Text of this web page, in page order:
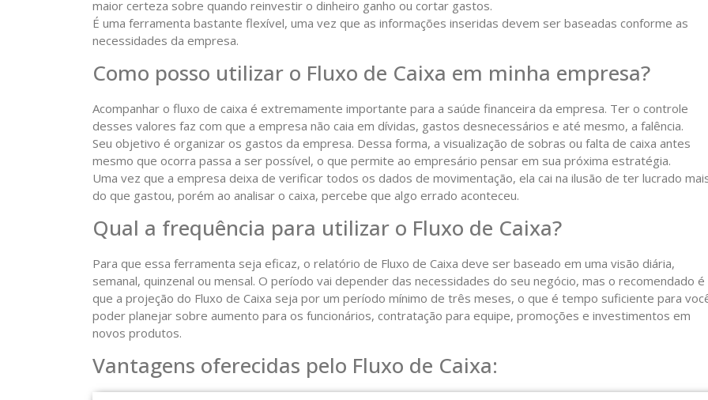
maior certeza sobre quando reinvestir o dinheiro ganho ou cortar gastos.
É uma ferramenta bastante flexível, uma vez que as informações inseridas devem ser baseadas conforme as
necessidades da empresa.
Como posso utilizar o Fluxo de Caixa em minha empresa?
Acompanhar o fluxo de caixa é extremamente importante para a saúde financeira da empresa. Ter o controle
desses valores faz com que a empresa não caia em dívidas, gastos desnecessários e até mesmo, a falência.
Seu objetivo é organizar os gastos da empresa. Dessa forma, a visualização de sobras ou falta de caixa antes
mesmo que ocorra passa a ser possível, o que permite ao empresário pensar em sua próxima estratégia.
Uma vez que a empresa deixa de verificar todos os dados de movimentação, ela cai na ilusão de ter lucrado
do que gastou, porém ao analisar o caixa, percebe que algo errado aconteceu.
Qual a frequência para utilizar o Fluxo de Caixa?
Para que essa ferramenta seja eficaz, o relatório de Fluxo de Caixa deve ser baseado em uma visão diária,
semanal, quinzenal ou mensal. O período vai depender das necessidades do seu negócio, mas o recomendado é
que a projeção do Fluxo de Caixa seja por um período mínimo de três meses, o que é tempo suficiente para
poder planejar sobre aumento para os funcionários, contratação para equipe, promoções e investimentos em
novos produtos.
Vantagens oferecidas pelo Fluxo de Caixa: